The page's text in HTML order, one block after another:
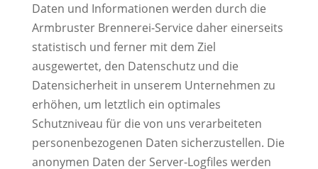
Daten und Informationen werden durch die
Armbruster Brennerei-Service daher einerseits
statistisch und ferner mit dem Ziel
ausgewertet, den Datenschutz und die
Datensicherheit in unserem Unternehmen zu
erhöhen, um letztlich ein optimales
Schutzniveau für die von uns verarbeiteten
personenbezogenen Daten sicherzustellen. Die
anonymen Daten der Server-Logfiles werden